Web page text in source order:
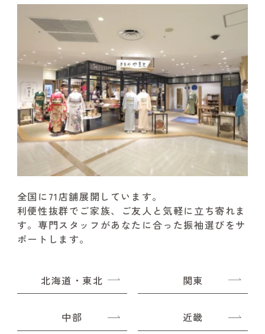
全国に71店舗展開しています。
利便性抜群でご家族、ご友人と気軽に立ち寄れま
す。 専門スタッフがあなたに合った振袖選びをサ
ポートします。
北海道・東北 関東
中部 近畿